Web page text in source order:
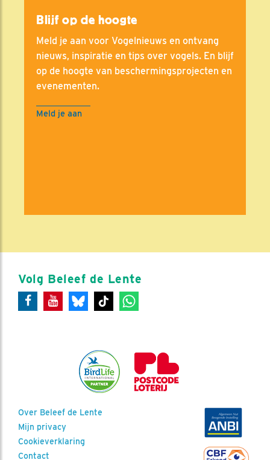
Blijf op de hoogte
Meld je aan voor Vogelnieuws en ontvang
nieuws, inspiratie en tips over vogels. En blijf
op de hoogte van beschermingsprojecten en
evenementen.
Meld je aan
Volg Beleef de Lente
Over Beleef de Lente
Mijn privacy
Cookieverklaring
Contact